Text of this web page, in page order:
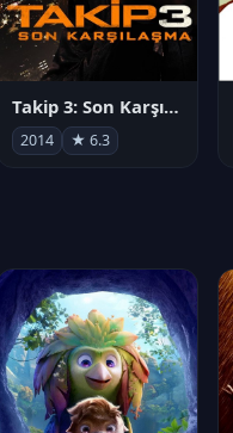
Takip 3: Son Karşılaşma
2014 ★ 6.3